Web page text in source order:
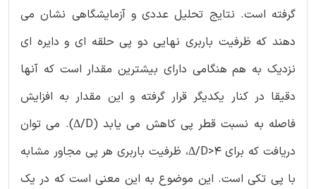
گرفته است. نتایج تحلیل عددی و آزمایشگاهی نشان می
دهند که ظرفیت باربری نهایی دو پی حلقه ای و دایره ای
نزدیک به هم هنگامی دارای بیشترین مقدار است که آنها
دقیقا در کنار یکدیگر قرار گرفته و این مقدار به افزایش
فاصله به نسبت قطر پی کاهش می یابد (Δ/D). می توان
دریافت که برای Δ/D>4، ظرفیت باربری هر پی مجاور مشابه
با پی تکی است. این موضوع به این معنی است که در یک